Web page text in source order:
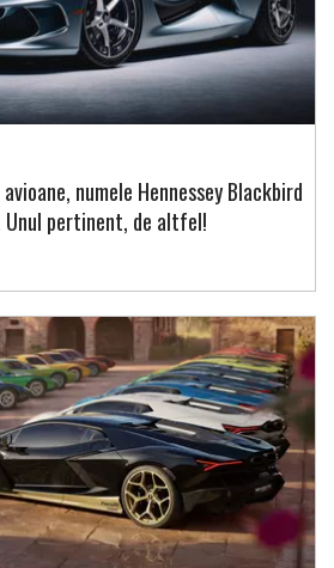
numele Hennessey Blackbird
Unul pertinent, de altfel!